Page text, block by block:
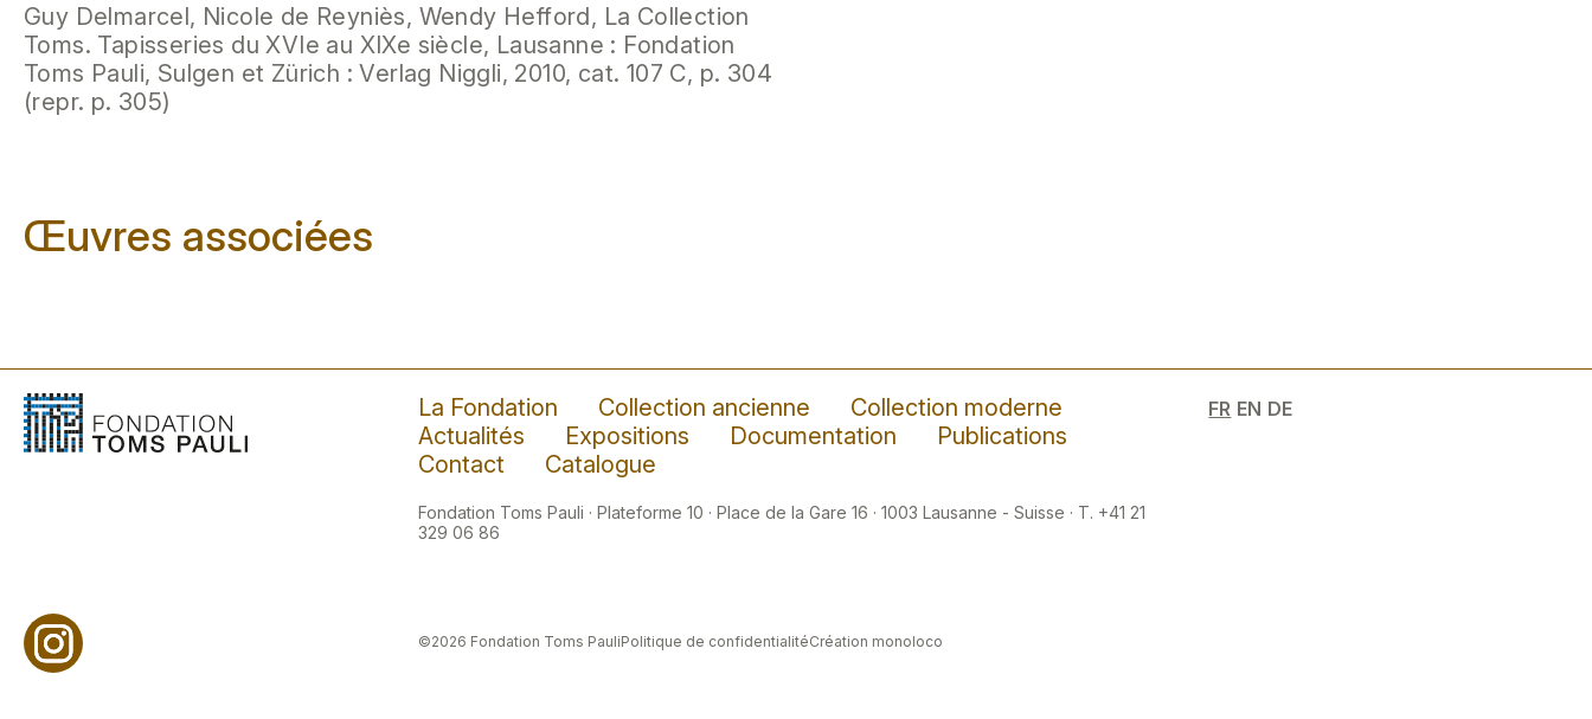
Guy Delmarcel, Nicole de Reyniès, Wendy Hefford, La Collection
Toms. Tapisseries du XVIe au XIXe siècle, Lausanne : Fondation
Toms Pauli, Sulgen et Zürich : Verlag Niggli, 2010, cat. 107 C, p. 304
(repr. p. 305)
Œuvres associées
La Fondation Collection ancienne
Collection moderne
Actualités
Expositions Documentation
Publications
Contact
Catalogue
Fondation Toms Pauli · Plateforme 10 · Place de la Gare 16 · 1003 Lausanne - Suisse · T. +41 21
329 06 86
FR EN DE
©2026 Fondation Toms PauliPolitique de confidentialitéCréation monoloco